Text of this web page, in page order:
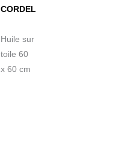
CORDEL
Huile sur
toile 60
x 60 cm